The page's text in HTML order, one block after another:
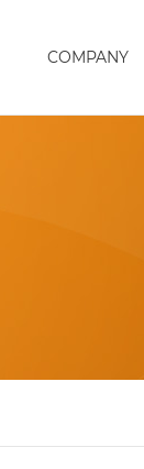
COMPANY